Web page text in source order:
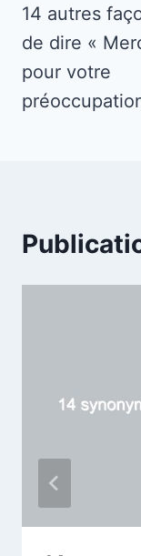
de
l’article
14 autres
de dire «
pour votre